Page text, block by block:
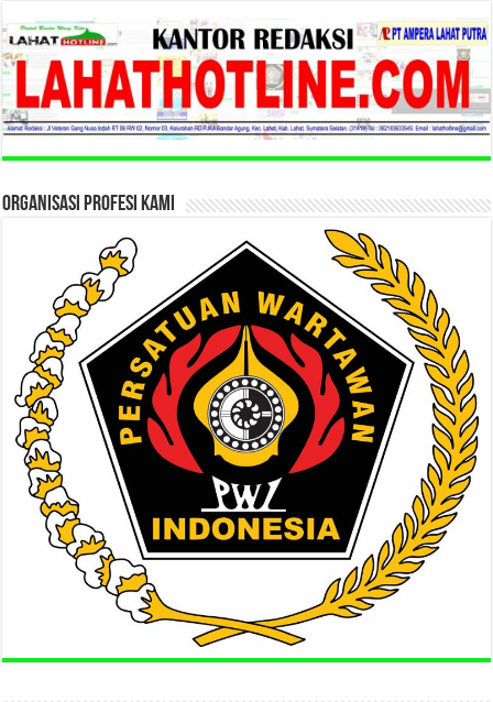
ORGANISASI PROFESI KAMI